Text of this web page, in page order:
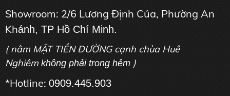
Showroom: 2/6 Lương Định Của, Phường An
Khánh, TP Hồ Chí Minh.
( nằm MẶT TIỀN ĐƯỜNG cạnh chùa Huê
Nghiêm không phải trong hẻm )
*Hotline: 0909.445.903